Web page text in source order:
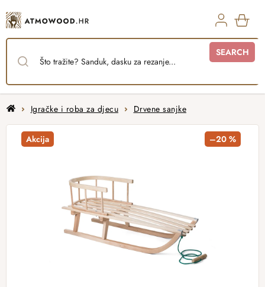
to
content
SEARCH
HomeIgračke i roba za djecu Drvene sanjke
Akcija –20 %